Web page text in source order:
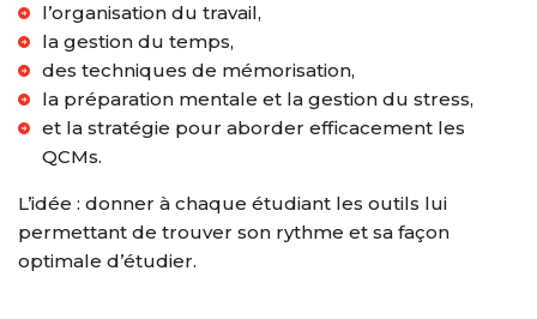
l’organisation du travail,
la gestion du temps,
des techniques de mémorisation,
la préparation mentale et la gestion du stress,
et la stratégie pour aborder efficacement les
QCMs.
L’idée : donner à chaque étudiant les outils lui
permettant de trouver son rythme et sa façon
optimale d’étudier.